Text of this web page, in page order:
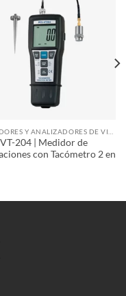
VT-204 | Medidor de
con Tacómetro 2 en